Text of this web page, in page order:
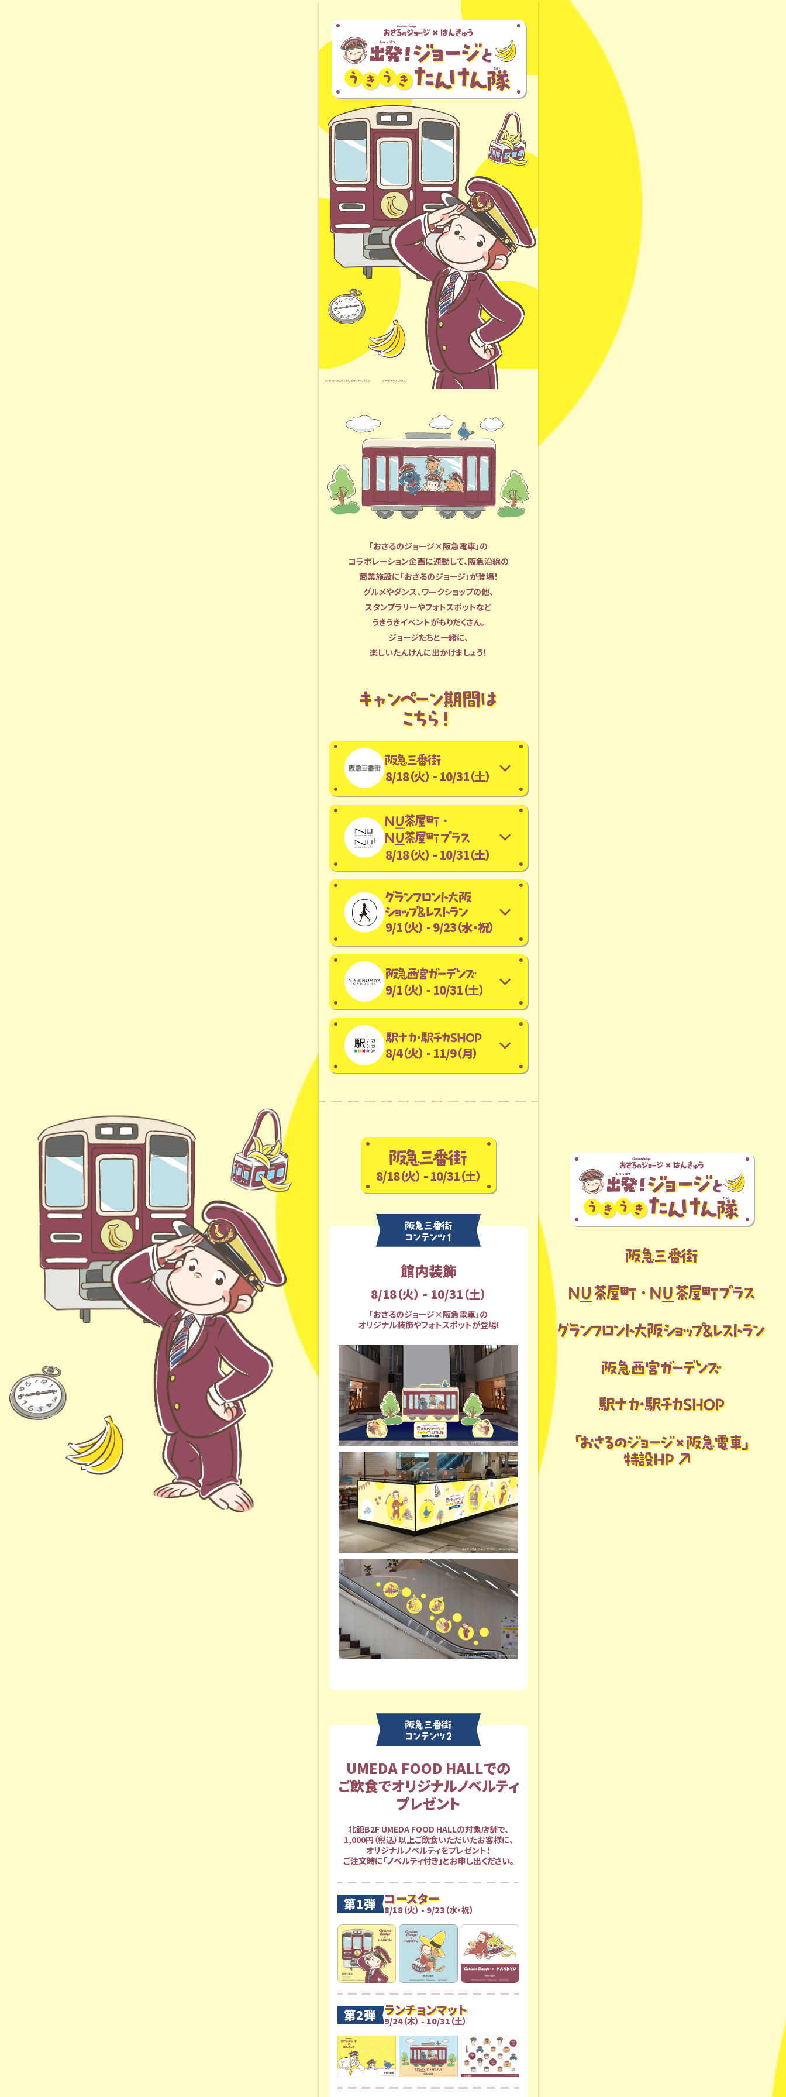
「おさるのジョージ×阪急電車」の
コラボレーション企画に連動して、阪急沿線の
商業施設に「おさるのジョージ」が登場！
グルメやダンス、ワークショップの他、
スタンプラリーやフォトスポットなど
うきうきイベントがもりだくさん。
ジョージたちと一緒に、
楽しいたんけんに出かけましょう！
8/18（火） - 10/31（土）
8/18（火） - 10/31（土）
9/1（火） - 9/23（水・祝）
9/1（火） - 10/31（土）
8/4（火） - 11/9（月）
8/18（火） - 10/31（土）
館内装飾
8/18（火） - 10/31（土）
「おさるのジョージ×阪急電車」の
オリジナル装飾やフォトスポットが登場!
UMEDA FOOD HALLでの
ご飲食でオリジナルノベルティ
プレゼント
北館B2F UMEDA FOOD HALLの対象店舗で、
1,000円（税込）以上ご飲食いただいたお客様に、
オリジナルノベルティをプレゼント！
ご注文時に「ノベルティ付き」とお申し出ください。
第1弾 コースター
8/18（火） - 9/23（水・祝）
第2弾 ランチョンマット
9/24（木） - 10/31（土）